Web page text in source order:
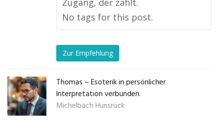
Zugang, der zählt.
No tags for this post.
Zur Empfehlung
Thomas – Esoterik in persönlicher
Interpretation verbunden.
Michelbach Hunsrück